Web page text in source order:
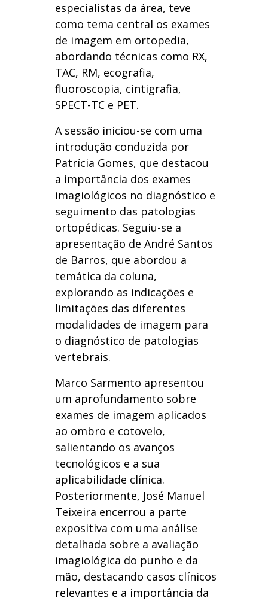
especialistas da área, teve
como tema central os exames
de imagem em ortopedia,
abordando técnicas como RX,
TAC, RM, ecografia,
fluoroscopia, cintigrafia,
SPECT-TC e PET.
A sessão iniciou-se com uma
introdução conduzida por
Patrícia Gomes, que destacou
a importância dos exames
imagiológicos no diagnóstico e
seguimento das patologias
ortopédicas. Seguiu-se a
apresentação de André Santos
de Barros, que abordou a
temática da coluna,
explorando as indicações e
limitações das diferentes
modalidades de imagem para
o diagnóstico de patologias
vertebrais.
Marco Sarmento apresentou
um aprofundamento sobre
exames de imagem aplicados
ao ombro e cotovelo,
salientando os avanços
tecnológicos e a sua
aplicabilidade clínica.
Posteriormente, José Manuel
Teixeira encerrou a parte
expositiva com uma análise
detalhada sobre a avaliação
imagiológica do punho e da
mão, destacando casos clínicos
relevantes e a importância da